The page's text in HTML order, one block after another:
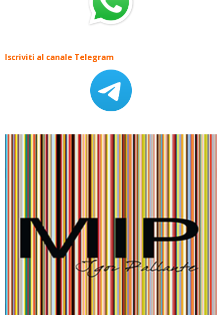
Iscriviti al canale Telegram